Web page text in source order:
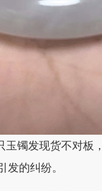
镯发现货不对板
发的纠纷。